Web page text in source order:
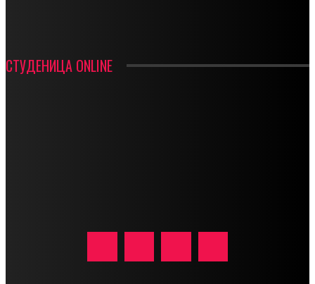
СТУДЕНИЦА ONLINE